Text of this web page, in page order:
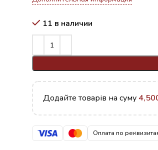
11 в наличии
Додайте товарів на суму
Оплата по